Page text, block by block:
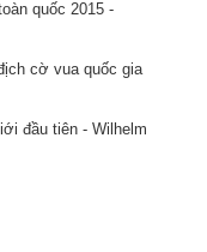
quốc 2015 -
cờ vua quốc gia
đầu tiên - Wilhelm